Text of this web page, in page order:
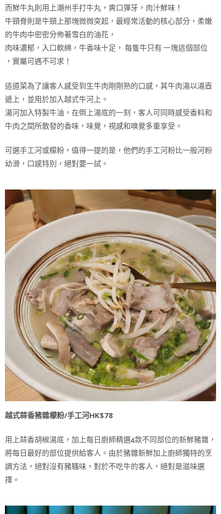
而鮮牛丸則用上潮州手打牛丸，爽口彈牙，肉汁鮮味！
牛頸脊則是牛頸上那塊微微突起，最經常活動的核心部分，柔嫩
的牛肉中密密分佈著雪白的油花，
肉味濃郁，入口軟綿，牛香味十足， 每隻牛只有 一塊這個部位
，實屬可遇不可求！
這道菜為了讓客人感受到生牛肉剛剛熟的口感，其牛肉湯以湯壺
遞上，並用於加入越式牛河上。
湯河加入特製牛油，在倒上湯底的一刻，客人可同時感受香料和
牛肉之間所散發的香味，味覺，視感和嗅覺多重享受。
可選手工河或檬粉，值得一提的是，他們的手工河粉比一般河粉
幼滑，口感特別，絕對要一試。
越式蒜香豬雜檬粉/手工河HK$78
用上蒜香胡椒湯底，加上每日廚師精選4款不同部位的新鮮豬雜，
將每日最好的部位提供給客人。由於豬雜新鮮加上廚師獨特的烹
調方法，絕對沒有豬騷味，對於不吃牛的客人，絕對是滋味選
擇。